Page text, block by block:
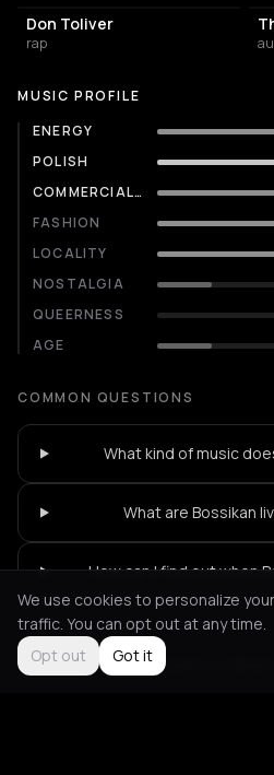
Don Toliver
rap
MUSIC PROFILE
ENERGY
POLISH
COMMERCIALITY
FASHION
LOCALITY
NOSTALGIA
QUEERNESS
AGE
COMMON QUESTIONS
What kind of music
What are Bossikan
How can I find out when
Not feeling it? All events in Athens
We use cookies to personalize
traffic. You can opt out at any time.
Opt out
Got it